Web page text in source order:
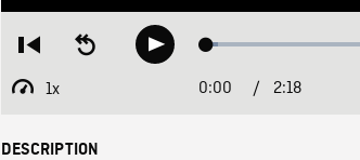
Restart
beginning
Seek
backwardPlay Loaded:
1x
Playback
Current
0:00 / 2:18
DESCRIPTION